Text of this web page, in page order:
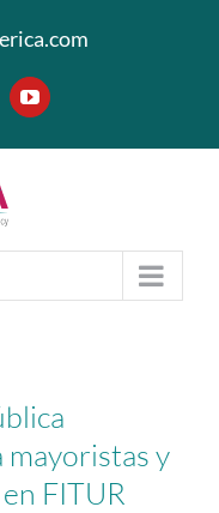
YouTube
mayoristas y
FITUR